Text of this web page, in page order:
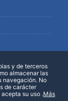
y de terceros
almacenar las
navegación. No
de carácter
su uso .Más